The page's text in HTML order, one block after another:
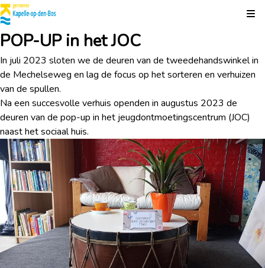
POP-UP in het JOC
In juli 2023 sloten we de deuren van de tweedehandswinkel in
de Mechelseweg en lag de focus op het sorteren en verhuizen
van de spullen.
Na een succesvolle verhuis openden in augustus 2023 de
deuren van de pop-up in het jeugdontmoetingscentrum (JOC)
naast het sociaal huis.